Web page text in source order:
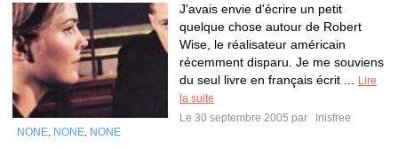
J'avais envie d'écrire un petit
quelque chose autour de Robert
Wise, le réalisateur américain
récemment disparu. Je me souviens
du seul livre en français écrit ...
Lire
la suite
Le 30 septembre 2005 par
Inisfree
NONE NONE NONE